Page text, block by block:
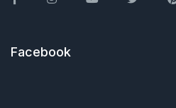
Facebook